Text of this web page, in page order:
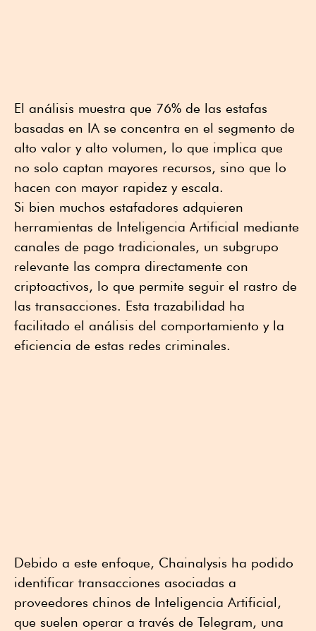
El análisis muestra que 76% de las estafas
basadas en IA se concentra en el segmento de
alto valor y alto volumen, lo que implica que
no solo captan mayores recursos, sino que lo
hacen con mayor rapidez y escala.
Si bien muchos estafadores adquieren
herramientas de Inteligencia Artificial mediante
canales de pago tradicionales, un subgrupo
relevante las compra directamente con
criptoactivos, lo que permite seguir el rastro de
las transacciones. Esta trazabilidad ha
facilitado el análisis del comportamiento y la
eficiencia de estas redes criminales.
Debido a este enfoque, Chainalysis ha podido
identificar transacciones asociadas a
proveedores chinos de Inteligencia Artificial,
que suelen operar a través de Telegram, una